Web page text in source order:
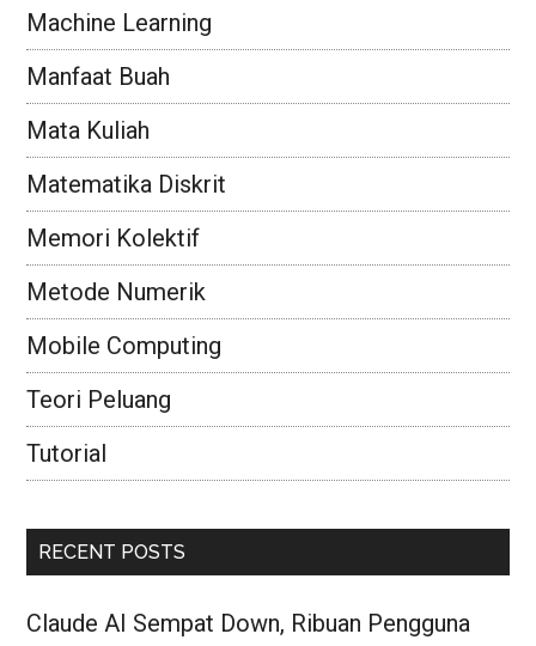
Machine Learning
Manfaat Buah
Mata Kuliah
Matematika Diskrit
Memori Kolektif
Metode Numerik
Mobile Computing
Teori Peluang
Tutorial
RECENT POSTS
Claude AI Sempat Down, Ribuan Pengguna